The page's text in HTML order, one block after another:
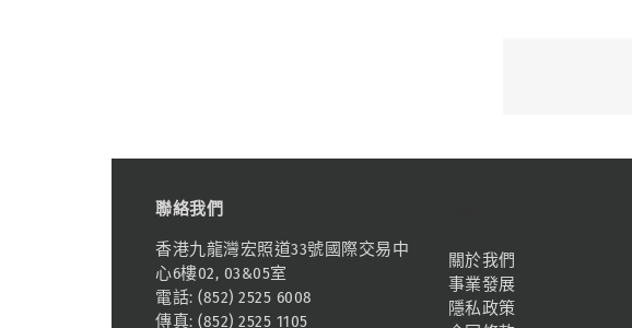
聯絡我們
香港九龍灣宏照道33號國際交易中
心6樓02, 03&05室
電話: (852) 2525 6008
傳真: (852) 2525 1105
關於我們
事業發展
隱私政策